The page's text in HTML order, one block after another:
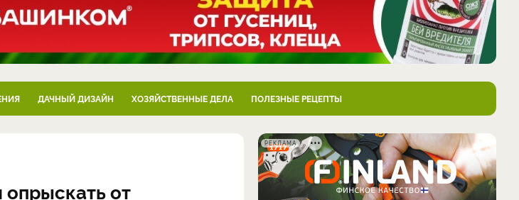
ДАЧНЫЙ ДИЗАЙН ХОЗЯЙСТВЕННЫЕ ДЕЛА ПОЛЕЗНЫЕ РЕЦЕПТЫ
опрыскать от
РЕКЛАМА